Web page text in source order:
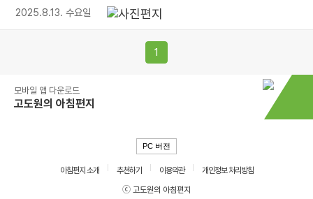
2025.8.13. 수요일
1
모바일 앱 다운로드
고도원의 아침편지
PC 버전
아침편지 소개 추천하기 이용약관
개인정보 처리방침
ⓒ 고도원의 아침편지